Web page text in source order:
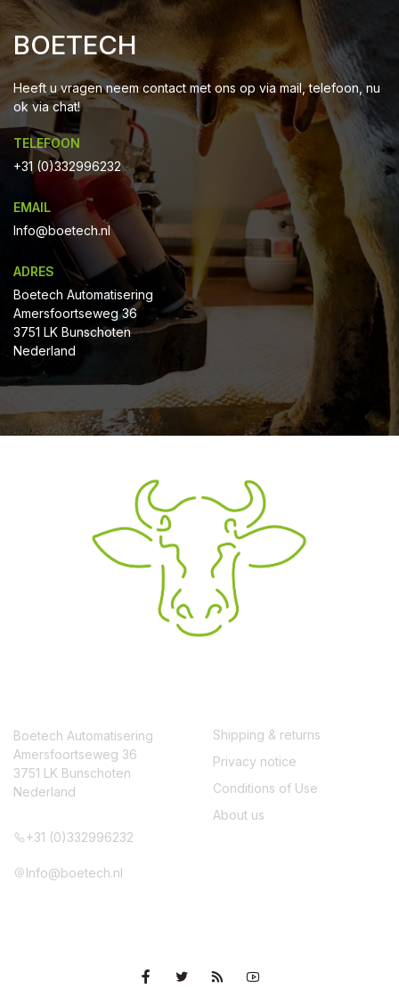
BOETECH
Heeft u vragen neem contact met ons op via mail, telefoon, nu
ok via chat!
TELEFOON
+31 (0)332996232
EMAIL
Info@boetech.nl
ADRES
Boetech Automatisering
Amersfoortseweg 36
3751 LK Bunschoten
Nederland
Boetech Automatisering
Amersfoortseweg 36
3751 LK Bunschoten
Nederland
+31 (0)332996232
Info@boetech.nl
Shipping & returns
Privacy notice
Conditions of Use
About us